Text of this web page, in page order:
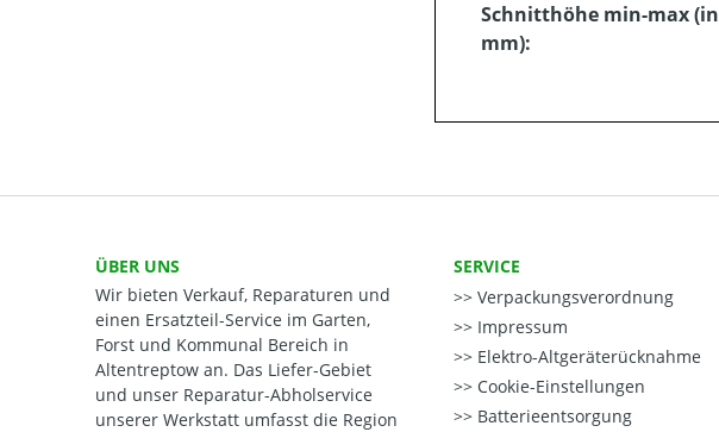
Schnitthöhe min-max (in
mm):
ÜBER UNS
Wir bieten Verkauf, Reparaturen und
einen Ersatzteil-Service im Garten,
Forst und Kommunal Bereich in
Altentreptow an. Das Liefer-Gebiet
und unser Reparatur-Abholservice
unserer Werkstatt umfasst die Region
SERVICE
Verpackungsverordnung
Impressum
Elektro-Altgeräterücknahme
Cookie-Einstellungen
Batterieentsorgung